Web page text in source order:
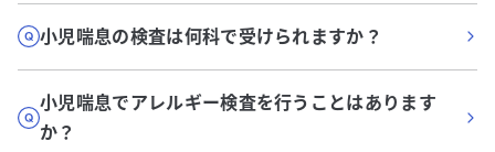
小児喘息の検査は何科で受けられますか？
小児喘息でアレルギー検査を行うことはあります
か？